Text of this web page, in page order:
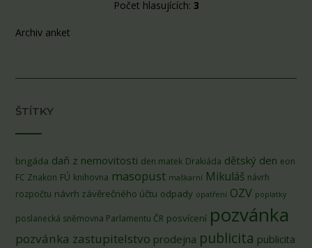
Počet hlasujících: 3
Archiv anket
ŠTÍTKY
brigáda daň z nemovitosti den matek Drakiáda dětský den eon
FC Znakon FÚ knihovna masopust maškarní Mikuláš návrh
rozpočtu návrh závěrečného účtu odpady opatření OZV poplatky
poslanecká sněmovna Parlamentu ČR posvícení pozvánka
pozvánka zastupitelstvo prodejna publicita publicita